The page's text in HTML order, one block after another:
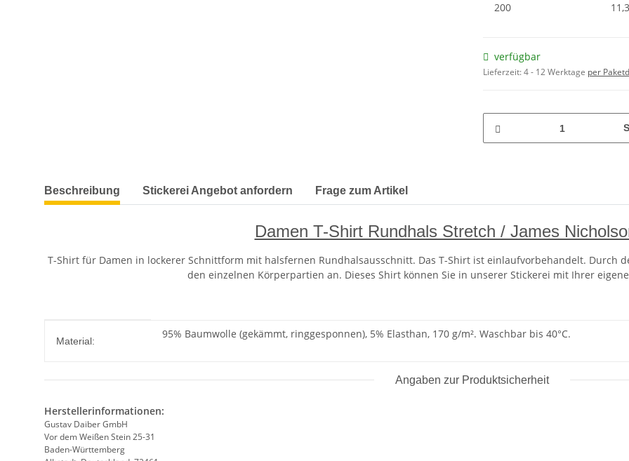
200
verfügbar
Lieferzeit:4 - 12 Werktage per
weitere Registerkarten anzeigen
Beschreibung Stickerei Angebot anfordern Frage zum Artikel
Damen T-Shirt Rundhals Stretch / James
T-Shirt für Damen in lockerer Schnittform mit halsfernen Rundhalsausschnitt. Das T-Shirt ist einlaufvorbehandelt. Durch
den einzelnen Körperpartien an. Dieses Shirt können Sie in unserer Stickerei mit Ihrer
Material:
95% Baumwolle (gekämmt, ringgesponnen), 5% Elasthan, 170 g/m². Waschbar bis 40°C.
Angaben zur Produktsicherheit
Herstellerinformationen:
Gustav Daiber GmbH
Vor dem Weißen Stein 25-31
Baden-Württemberg